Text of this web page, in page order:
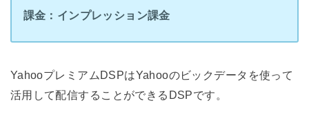
課金：インプレッション課金
YahooプレミアムDSPはYahooのビックデータを使って
活用して配信することができるDSPです。